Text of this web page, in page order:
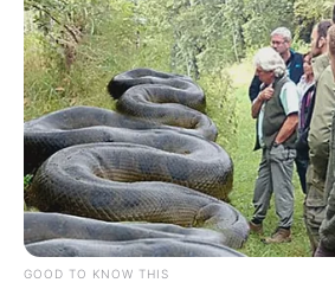
GOOD TO KNOW THIS